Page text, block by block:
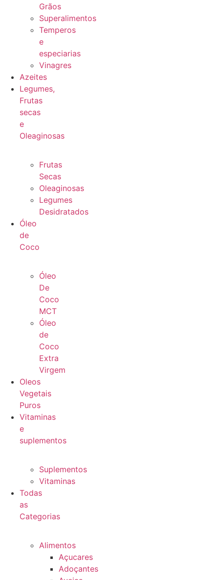
Grãos
Superalimentos
Temperos
e
especiarias
Vinagres
Azeites
Legumes,
Frutas
secas
e
Oleaginosas
Frutas
Secas
Oleaginosas
Legumes
Desidratados
Óleo
de
Coco
Óleo
De
Coco
MCT
Óleo
de
Coco
Extra
Virgem
Oleos
Vegetais
Puros
Vitaminas
e
suplementos
Suplementos
Vitaminas
Todas
as
Categorias
Alimentos
Açucares
Adoçantes